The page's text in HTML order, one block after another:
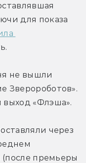
для показа
не вышли
Зверороботов».
«Флэша».
через
(после премьеры